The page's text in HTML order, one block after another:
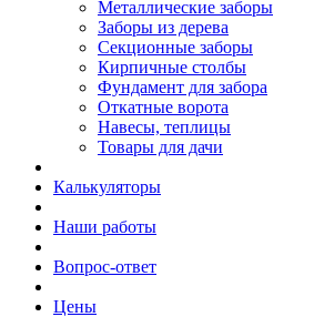
Металлические заборы
Заборы из дерева
Секционные заборы
Кирпичные столбы
Фундамент для забора
Откатные ворота
Навесы, теплицы
Товары для дачи
Калькуляторы
Наши работы
Вопрос-ответ
Цены